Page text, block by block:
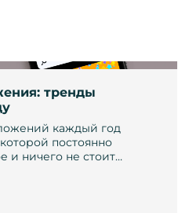
тренды
каждый год
постоянно
и ничего не стоит…